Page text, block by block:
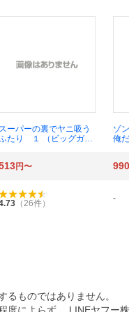
スーパーの裏でヤニ吸う
たり １ （ビッグガン
ゾ
俺
Ｏ
円〜 990
（26件） -
ものではありません。